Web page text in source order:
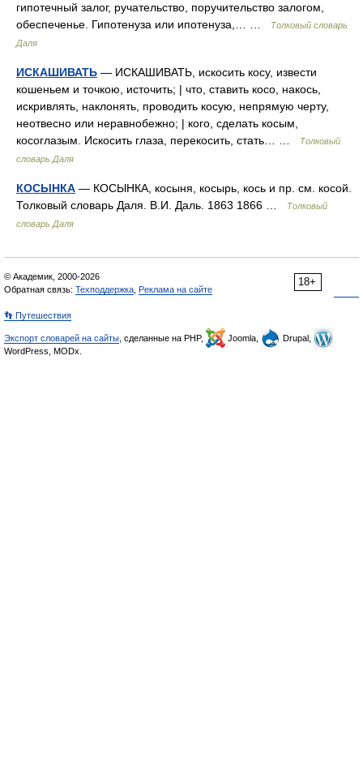
гипотечный залог, ручательство, поручительство залогом,
обеспеченье. Гипотенуза или ипотенуза,… …
Толковый словарь
Даля
ИСКАШИВАТЬ — ИСКАШИВАТЬ, искосить косу, извести
кошеньем и точкою, источить; | что, ставить косо, накось,
искривлять, наклонять, проводить косую, непрямую черту,
неотвесно или неравнобежно; | кого, сделать косым,
косоглазым. Искосить глаза, перекосить, стать… …
Толковый
словарь Даля
КОСЫНКА — КОСЫНКА, косыня, косырь, кось и пр. см. косой.
Толковый словарь Даля. В.И. Даль. 1863 1866 …
Толковый
словарь Даля
18+
© Академик, 2000-2026
Обратная связь: Техподдержка Реклама на сайте
👣 Путешествия
Экспорт словарей на сайты , сделанные на PHP, Joomla,
Drupal,
WordPress, MODx.